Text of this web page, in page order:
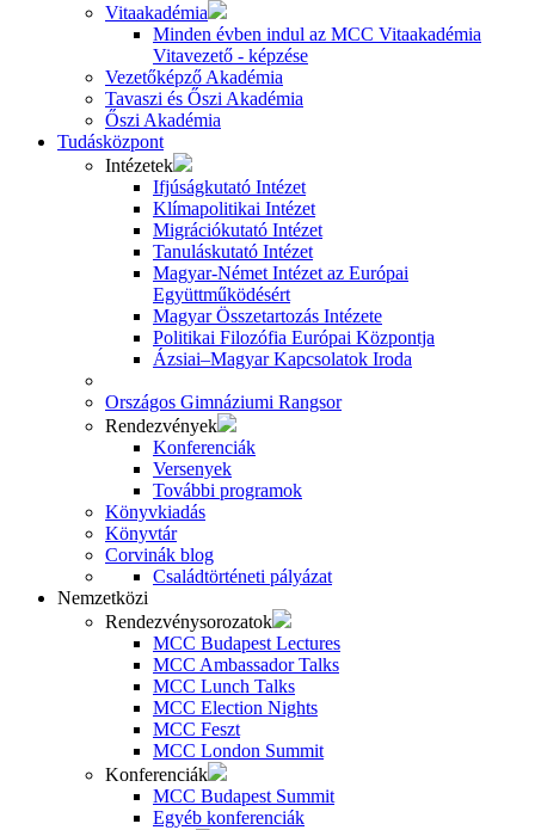
Vitaakadémia
Minden évben indul az MCC Vitaakadémia
Vitavezető - képzése
Vezetőképző Akadémia
Tavaszi és Őszi Akadémia
Őszi Akadémia
Tudásközpont
Intézetek
Ifjúságkutató Intézet
Klímapolitikai Intézet
Migrációkutató Intézet
Tanuláskutató Intézet
Magyar-Német Intézet az Európai
Együttműködésért
Magyar Összetartozás Intézete
Politikai Filozófia Európai Központja
Ázsiai–Magyar Kapcsolatok Iroda
Országos Gimnáziumi Rangsor
Rendezvények
Konferenciák
Versenyek
További programok
Könyvkiadás
Könyvtár
Corvinák blog
Családtörténeti pályázat
Nemzetközi
Rendezvénysorozatok
MCC Budapest Lectures
MCC Ambassador Talks
MCC Lunch Talks
MCC Election Nights
MCC Feszt
MCC London Summit
Konferenciák
MCC Budapest Summit
Egyéb konferenciák